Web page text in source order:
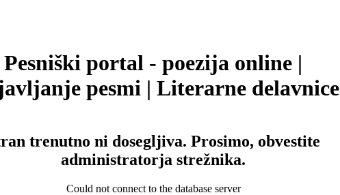
Pesniški portal - poezija online |
pesmi | Literarne delavnice
trenutno ni dosegljiva. Prosimo, obvestite
administratorja strežnika.
Could not connect to the database server